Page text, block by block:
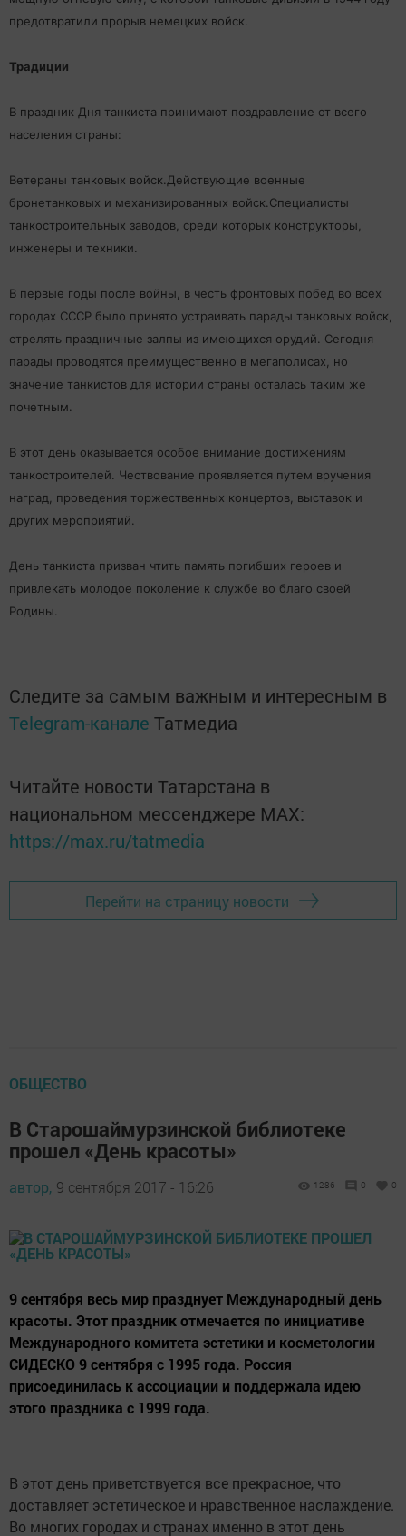
предотвратили прорыв немецких войск.
Традиции
В праздник Дня танкиста принимают поздравление от всего
населения страны:
Ветераны танковых войск.Действующие военные
бронетанковых и механизированных войск.Специалисты
танкостроительных заводов, среди которых конструкторы,
инженеры и техники.
В первые годы после войны, в честь фронтовых побед во всех
городах СССР было принято устраивать парады танковых войск,
стрелять праздничные залпы из имеющихся орудий. Сегодня
парады проводятся преимущественно в мегаполисах, но
значение танкистов для истории страны осталась таким же
почетным.
В этот день оказывается особое внимание достижениям
танкостроителей. Чествование проявляется путем вручения
наград, проведения торжественных концертов, выставок и
других мероприятий.
День танкиста призван чтить память погибших героев и
привлекать молодое поколение к службе во благо своей
Родины.
Следите за самым важным и интересным в
Telegram-канале Татмедиа
Читайте новости Татарстана в
национальном мессенджере MАХ:
https://max.ru/tatmedia
Перейти на страницу новости
ОБЩЕСТВО
В Старошаймурзинской библиотеке
прошел «День красоты»
автор, 9 сентября 2017 - 16:26 1286 0 0
9 сентября весь мир празднует Международный день
красоты. Этот праздник отмечается по инициативе
Международного комитета эстетики и косметологии
СИДЕСКО 9 сентября с 1995 года. Россия
присоединилась к ассоциации и поддержала идею
этого праздника с 1999 года.
В этот день приветствуется все прекрасное, что
доставляет эстетическое и нравственное наслаждение.
Во многих городах и странах именно в этот день